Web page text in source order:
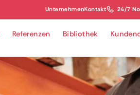
UnternehmenKontakt 24/7
Referenzen Bibliothek